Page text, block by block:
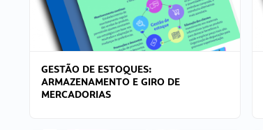
GESTÃO DE ESTOQUES:
ARMAZENAMENTO E GIRO DE
MERCADORIAS